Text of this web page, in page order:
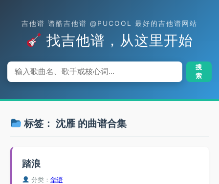
吉他谱 谱酷吉他谱 @PUCOOL 最好的吉他谱网站
找吉他谱，从这里开始
搜
索
标签： 沈雁的曲谱合集
踏浪
分类：华语